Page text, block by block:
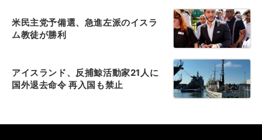
米民主党予備選、急進左派のイスラ
ム教徒が勝利
アイスランド、反捕鯨活動家21人に
国外退去命令 再入国も禁止